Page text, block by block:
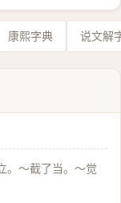
康熙字典 说文解
。～截了当。～觉